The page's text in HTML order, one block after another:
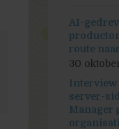
AI-
route
30
Interview
server-
Manager